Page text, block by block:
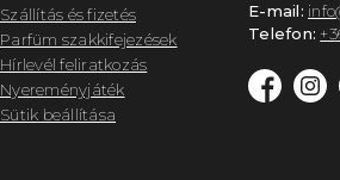
Szállítás és fizetés
Parfüm szakkifejezések
Hírlevél feliratkozás
Nyereményjáték
Sütik beállítása
E-mail:
Telefon: